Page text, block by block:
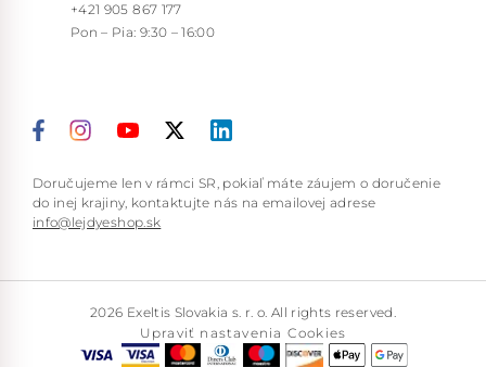
+421 905 867 177
Pon – Pia: 9:30 – 16:00
Doručujeme len v rámci SR, pokiaľ máte záujem o doručenie
do inej krajiny, kontaktujte nás na emailovej adrese
info@lejdyeshop.sk
2026 Exeltis Slovakia s. r. o. All rights reserved.
Upraviť nastavenia Cookies